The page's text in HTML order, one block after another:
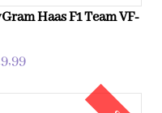
Haas F1 Team VF-